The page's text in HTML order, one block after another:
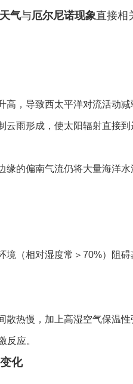
气与厄尔尼诺现象直接相
，导致西太平洋对流活动减
云雨形成，使太阳辐射直接
的偏南气流仍将大量海洋
境（相对湿度常＞70%）阻
散热慢，加上高湿空气保温性
反应。
化